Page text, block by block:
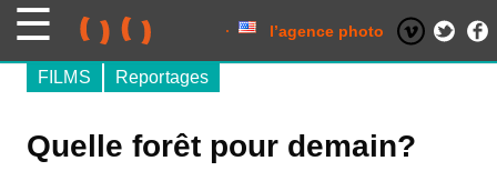
l’agence photo
Quelle forêt pour demain?
FILMS Reportages